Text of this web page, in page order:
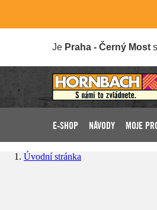
Je Praha - Černý Most
E-SHOP NÁVODY MOJE
Úvodní stránka